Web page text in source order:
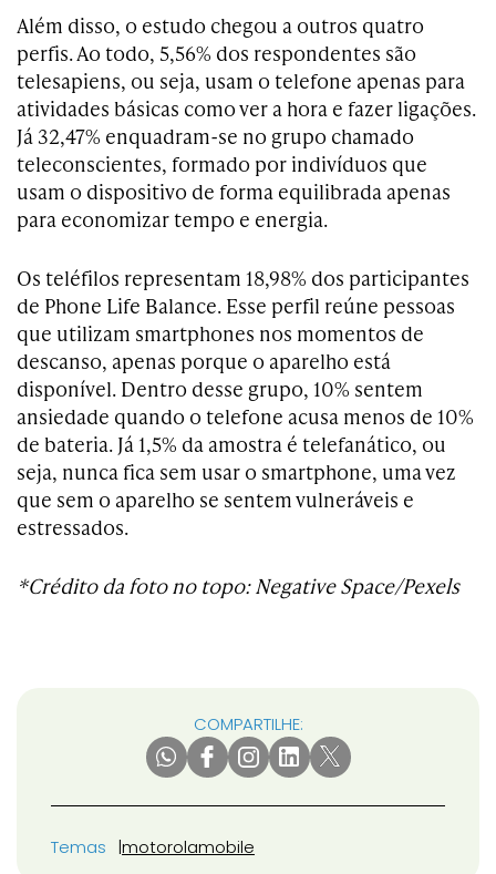
Além disso, o estudo chegou a outros quatro
perfis. Ao todo, 5,56% dos respondentes são
telesapiens, ou seja, usam o telefone apenas para
atividades básicas como ver a hora e fazer ligações.
Já 32,47% enquadram-se no grupo chamado
teleconscientes, formado por indivíduos que
usam o dispositivo de forma equilibrada apenas
para economizar tempo e energia.
Os teléfilos representam 18,98% dos participantes
de Phone Life Balance. Esse perfil reúne pessoas
que utilizam smartphones nos momentos de
descanso, apenas porque o aparelho está
disponível. Dentro desse grupo, 10% sentem
ansiedade quando o telefone acusa menos de 10%
de bateria. Já 1,5% da amostra é telefanático, ou
seja, nunca fica sem usar o smartphone, uma vez
que sem o aparelho se sentem vulneráveis e
estressados.
*Crédito da foto no topo: Negative Space/Pexels
COMPARTILHE:
Temas motorolamobile